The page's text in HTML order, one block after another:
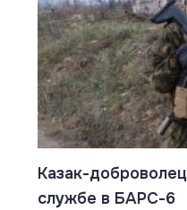
Казак-
службе в БАРС-6